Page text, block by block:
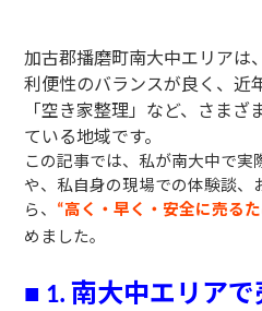
加古郡播磨町南大中エリアは
利便性のバランスが良く、近
「空き家整理」など、さま
ている地域です。
この記事では、私が南大中で実
や、私自身の現場での体験談、
ら、
“高く・早く・安全に売る
めました。
■ 1. 南大中エリア